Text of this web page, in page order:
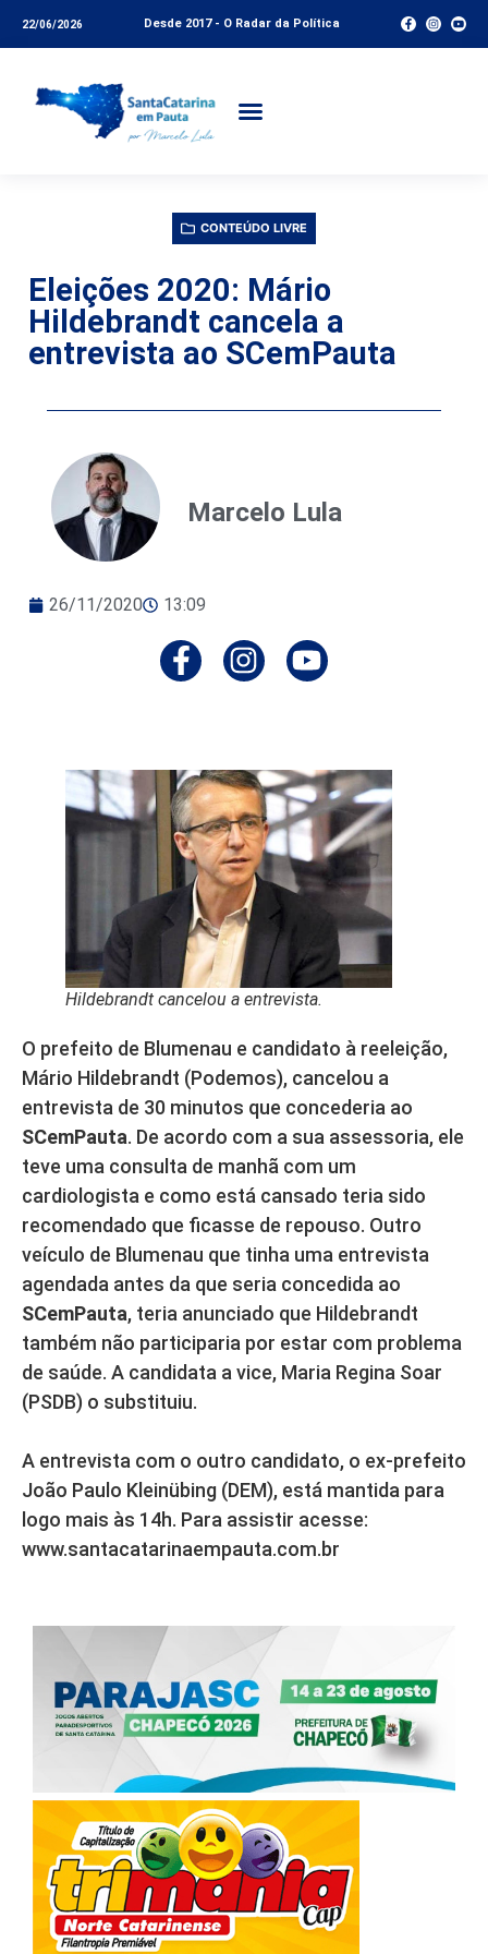
22/06/2026 Desde 2017 - O Radar da Política
CONTEÚDO LIVRE
Eleições 2020: Mário
Hildebrandt cancela a
entrevista ao SCemPauta
Marcelo Lula
26/11/2020 13:09
Hildebrandt cancelou a entrevista.
O prefeito de Blumenau e candidato à reeleição,
Mário Hildebrandt (Podemos), cancelou a
entrevista de 30 minutos que concederia ao
SCemPauta. De acordo com a sua assessoria, ele
teve uma consulta de manhã com um
cardiologista e como está cansado teria sido
recomendado que ficasse de repouso. Outro
veículo de Blumenau que tinha uma entrevista
agendada antes da que seria concedida ao
SCemPauta, teria anunciado que Hildebrandt
também não participaria por estar com problema
de saúde. A candidata a vice, Maria Regina Soar
(PSDB) o substituiu.
A entrevista com o outro candidato, o ex-prefeito
João Paulo Kleinübing (DEM), está mantida para
logo mais às 14h. Para assistir acesse:
www.santacatarinaempauta.com.br